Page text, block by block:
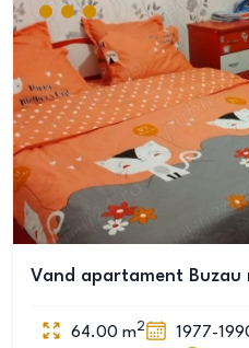
Vand apartament Buzau
64.00 m2 1977-